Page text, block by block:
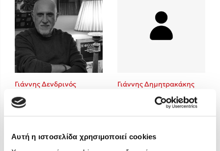
Αυτή η ιστοσελίδα χρησιμοποιεί cookies
Mimi Matthews
Benzamin Bécue
Rebecca Yarros
Teo Benedetti
Τζένη Κουτσοδημητροπούλου
Ali Hazelwood
Cori Doerrfeld
Pierdomenico Baccalario
Δανάη Ιμπραχήμ
Γιάννης Δενδρινός Γιάννης Δημητρακάκης